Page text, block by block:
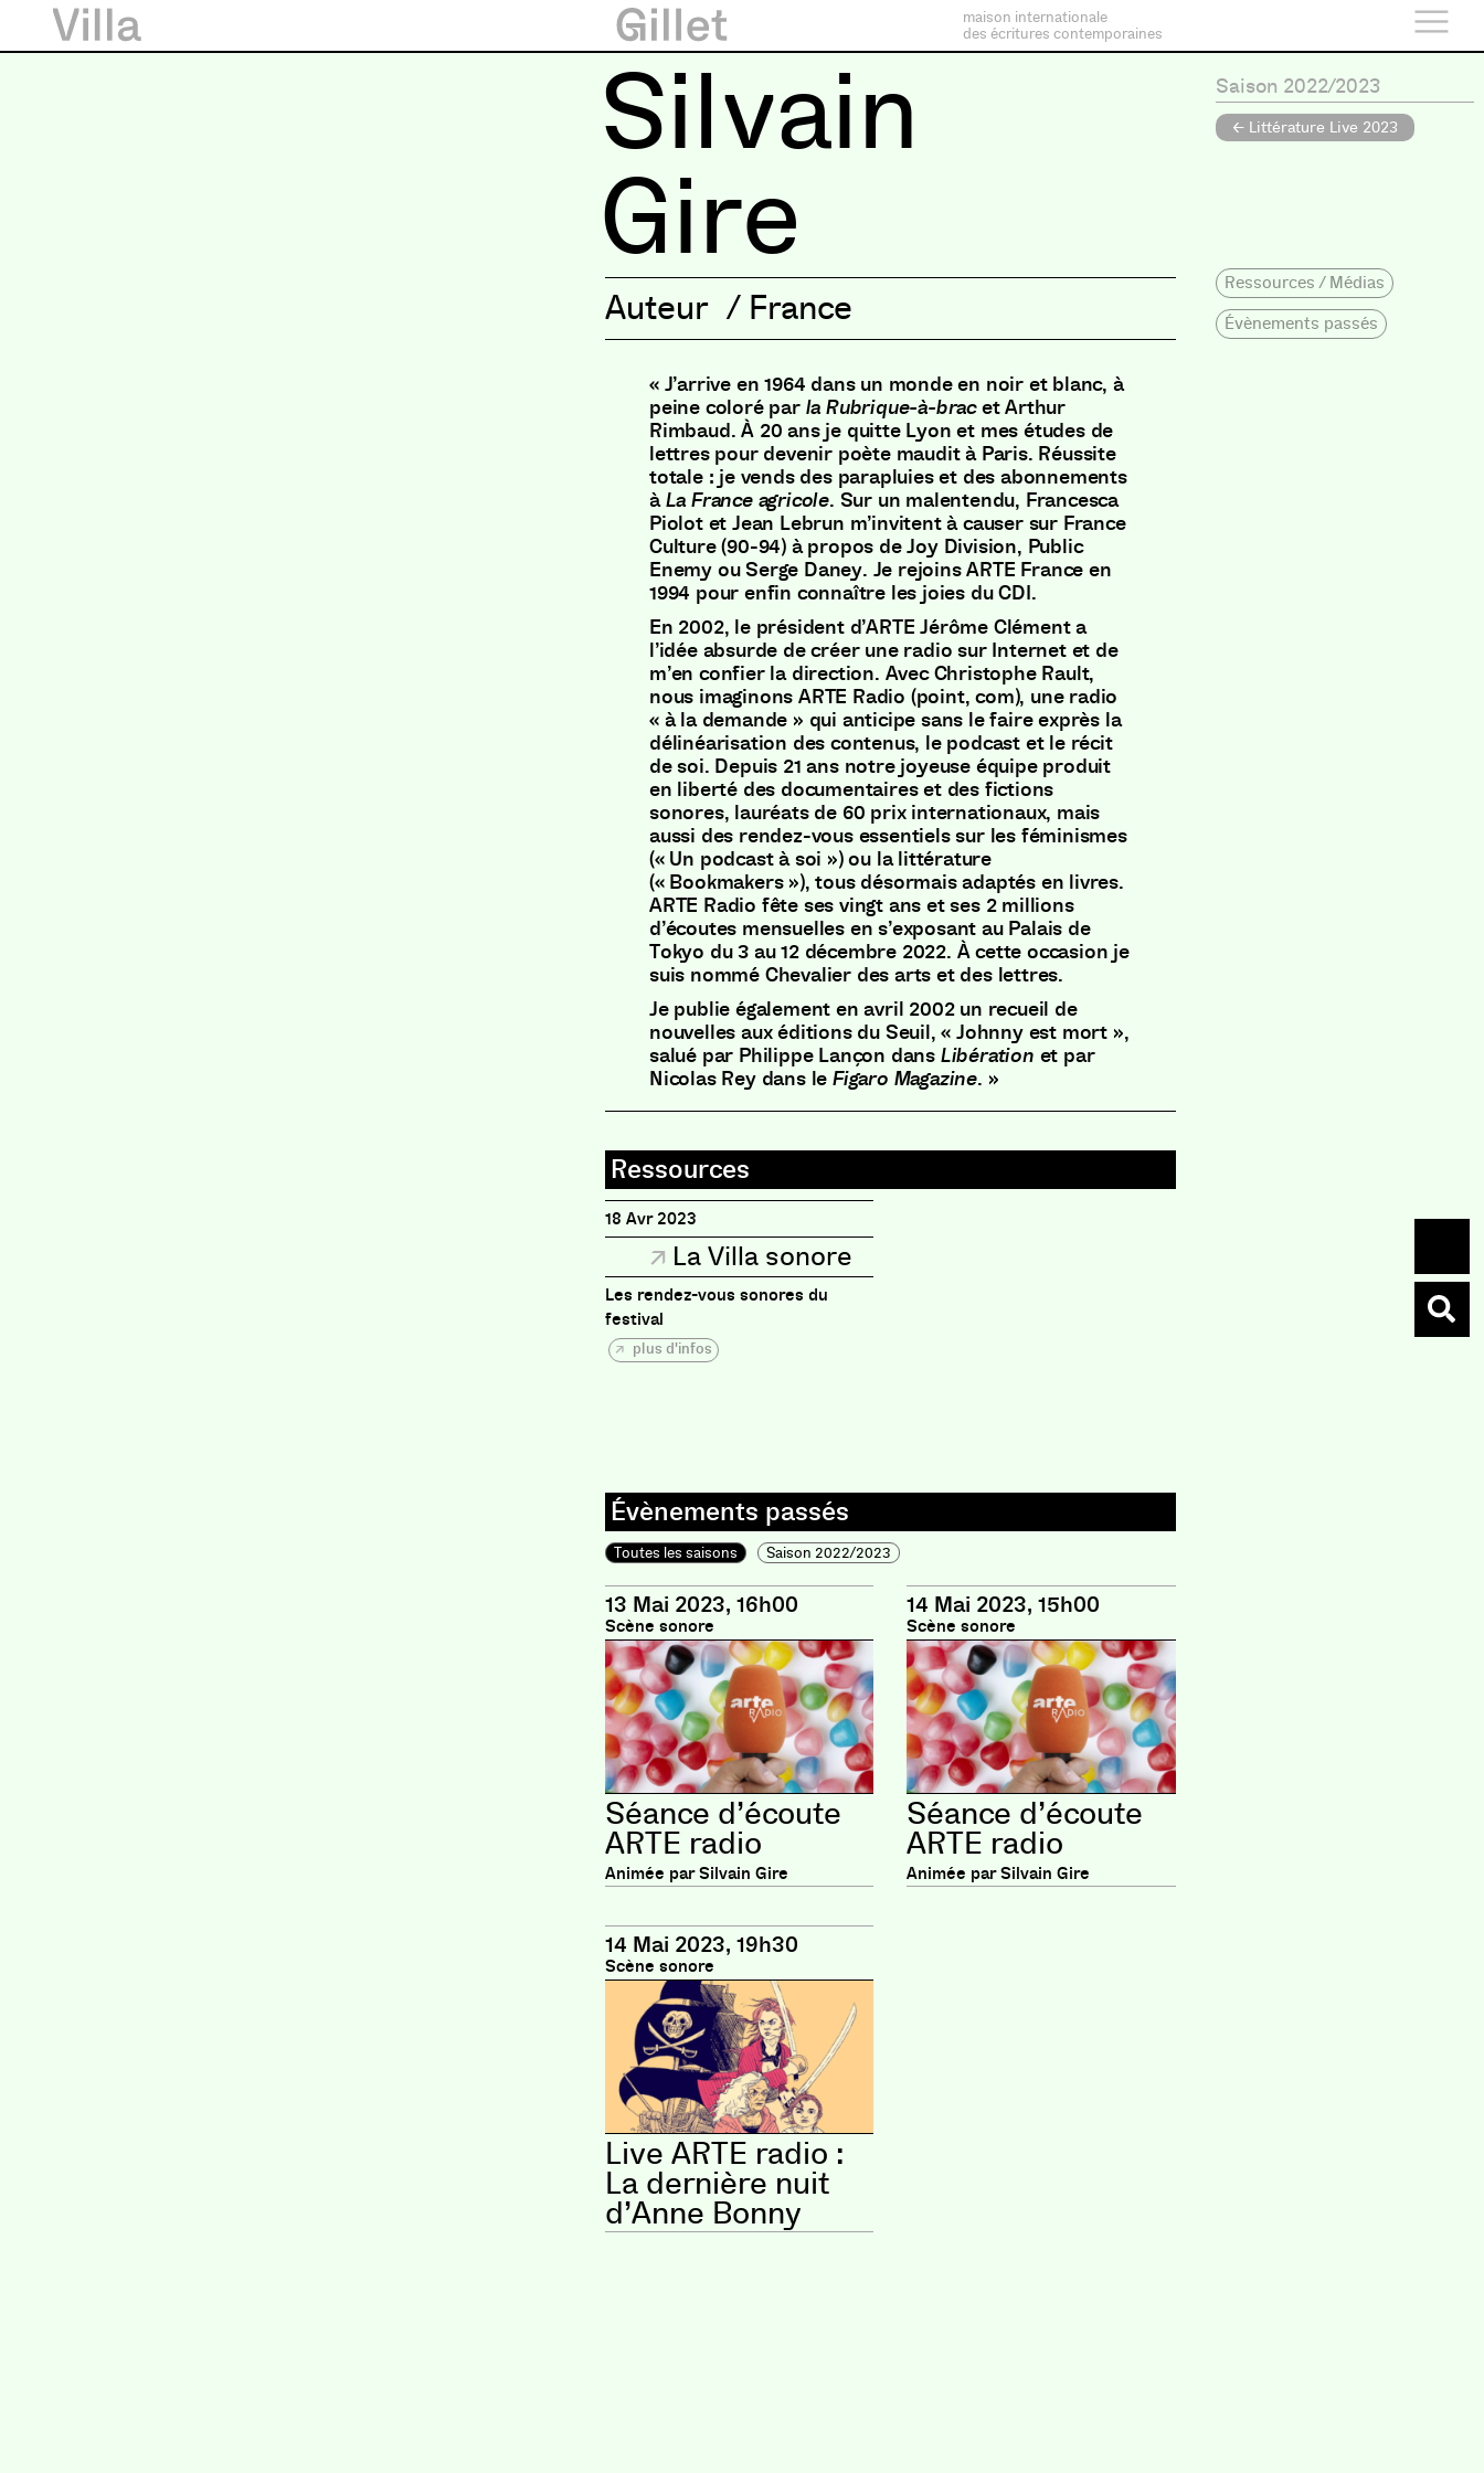
maison internationale
des écritures contemporaines
Silvain
Gire
Auteur / France
« J’arrive en 1964 dans un monde en noir et blanc, à
peine coloré par la Rubrique-à-bracet Arthur
Rimbaud. À 20 ans je quitte Lyon et mes études de
lettres pour devenir poète maudit à Paris. Réussite
totale : je vends des parapluies et des abonnements
àLa France agricole. Sur un malentendu, Francesca
Piolot et Jean Lebrun m’invitent à causer sur France
Culture (90-94) à propos de Joy Division, Public
Enemy ou Serge Daney. Je rejoins ARTE France en
1994 pour enfin connaître les joies du CDI.
En 2002, le président d’ARTE Jérôme Clément a
l’idée absurde de créer une radio sur Internet et de
m’en confier la direction. Avec Christophe Rault,
nous imaginons ARTE Radio (point, com), une radio
« à la demande » qui anticipe sans le faire exprès la
délinéarisation des contenus, le podcast et le récit
de soi. Depuis 21 ans notre joyeuse équipe produit
en liberté des documentaires et des fictions
sonores, lauréats de 60 prix internationaux, mais
aussi des rendez-vous essentiels sur les féminismes
(« Un podcast à soi ») ou la littérature
(« Bookmakers »), tous désormais adaptés en livres.
ARTE Radio fête ses vingt ans et ses 2 millions
d’écoutes mensuelles en s’exposant au Palais de
Tokyo du 3 au 12 décembre 2022. À cette occasion je
suis nommé Chevalier des arts et des lettres.
Je publie également en avril 2002 un recueil de
nouvelles aux éditions du Seuil, « Johnny est mort »,
salué par Philippe Lançon dans Libération et par
Nicolas Rey dans le Figaro Magazine. »
18 Avr 2023
La Villa sonore
Les rendez-vous sonores du
festival
plus d'infos
Toutes les saisons Saison 2022/2023
13 Mai 2023, 16h00
Scène sonore
Séance d’écoute
ARTE radio
Animée par Silvain Gire
14 Mai 2023, 15h00
Scène sonore
Séance d’écoute
ARTE radio
Animée par Silvain Gire
14 Mai 2023, 19h30
Scène sonore
Live ARTE radio :
La dernière nuit
d’Anne Bonny
Saison 2022/2023
← Littérature Live 2023
Ressources / Médias
Évènements passés